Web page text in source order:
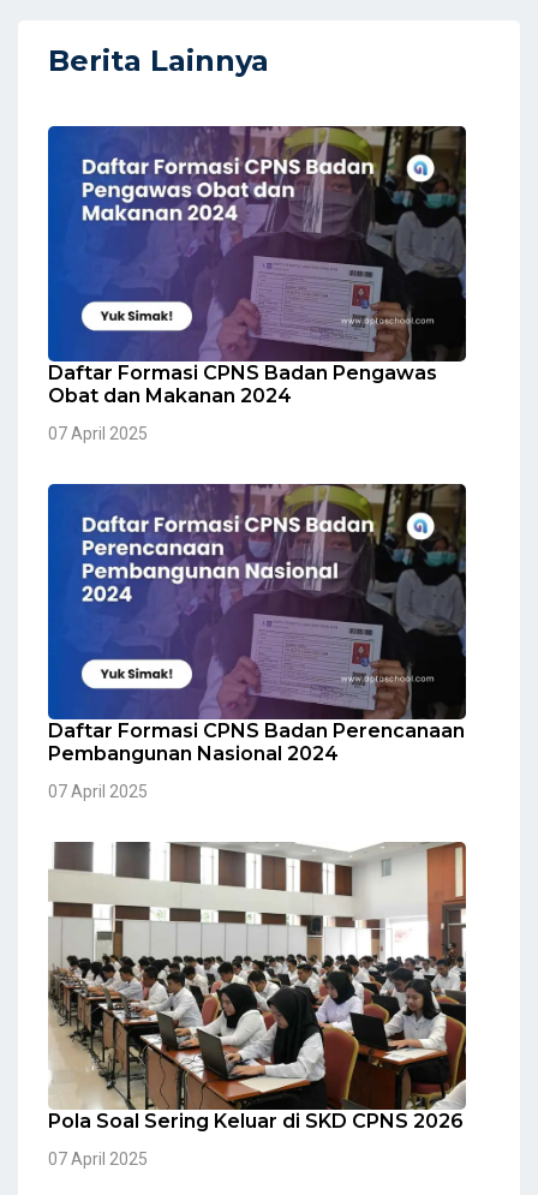
Berita Lainnya
Daftar Formasi CPNS Badan Pengawas
Obat dan Makanan 2024
07 April 2025
Daftar Formasi CPNS Badan Perencanaan
Pembangunan Nasional 2024
07 April 2025
Pola Soal Sering Keluar di SKD CPNS 2026
07 April 2025